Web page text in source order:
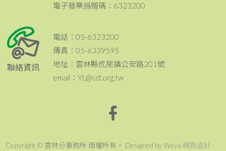
電子發票捐贈碼：6323200
聯絡資訊
電話：05-6323200
傳真：05-6339595
地址：雲林縣虎尾鎮公安路201號
email：YL@ccf.org.tw
Copyright © 雲林分事務所 版權所有。 Designed by Weya 網頁設計